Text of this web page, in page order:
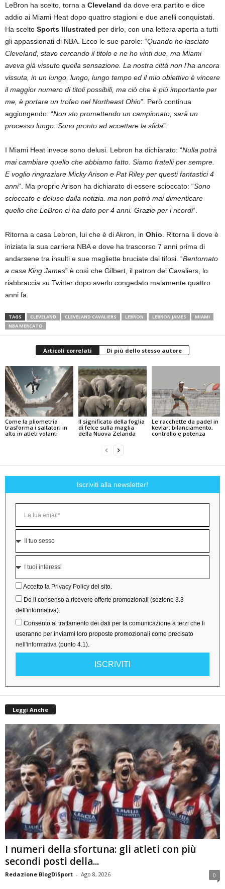
LeBron ha scelto, torna a Cleveland da dove era partito e dice
addio ai Miami Heat dopo quattro stagioni e due anelli conquistati.
Ha scelto Sports Illustrated per dirlo, con una lettera aperta a tutti
gli appassionati di NBA. Ecco le sue parole: “Quando ho lasciato
Cleveland, stavo cercando il titolo e ne ho vinti due, ma Miami
aveva già vissuto quella sensazione. La nostra città non l’ha ancora
vissuta, in un lungo, lungo, lungo tempo ed il mio obiettivo è vincere
il maggior numero di titoli possibili, ma ciò che è più importante per
me, è portare un trofeo nel Northeast Ohio”. Però continua
aggiungendo: “Non sto promettendo un campionato, sarà un
processo lungo. Sono pronto ad accettare la sfida”.
I Miami Heat invece sono delusi. Lebron ha dichiarato: “Nulla potrà
mai cambiare quello che abbiamo fatto. Siamo fratelli per sempre.
E voglio ringraziare Micky Arison e Pat Riley per questi fantastici 4
anni“. Ma proprio Arison ha dichiarato di essere scioccato: “Sono
scioccato e deluso dalla notizia. ma non potrò mai dimenticare
quello che LeBron ci ha dato per 4 anni. Grazie per i ricordi“.
Ritorna a casa Lebron, lui che è di Akron, in Ohio . Ritorna lì dove è
iniziata la sua carriera NBA e dove ha trascorso 7 anni prima di
andarsene tra insulti e sue magliette bruciate dai tifosi. “Bentornato
a casa King James” è così che Gilbert, il patron dei Cavaliers, lo
riabbraccia su Twitter dopo averlo congedato malamente quattro
anni fa.
TAGS CLEVELAND CLEVELAND CAVALIERS LEBRON LEBRON JAMES
MIAMI
NBA MERCATO
Articoli correlati Di più dello stesso autore
Come la pliometria
trasforma i saltatori in
alto in atleti volanti
Il significato della foglia
di felce sulla maglia
della Nuova Zelanda
Le racchette da padel in
kevlar: bilanciamento,
controllo e potenza
Iscriviti alla newsletter!
Accetto la Privacy Policy del sito.
Do il consenso a ricevere offerte promozionali (sezione 3.3
dell'informativa).
Consento al trattamento dei dati per la comunicazione a terzi che li
useranno per inviarmi loro proposte promozionali come precisato
nell'informativa (punto 4.1).
ISCRIVITI
Leggi Anche
I numeri della sfortuna: gli atleti con più
secondi posti della...
Redazione BlogDiSport - Ago 8, 2026 0